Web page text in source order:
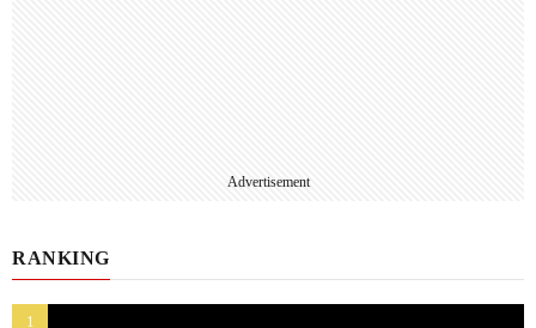
Advertisement
RANKING